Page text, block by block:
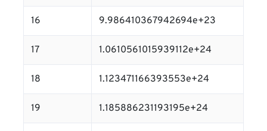
16 9.986410367942694e+23
17 1.0610561015939112e+24
18 1.123471166393553e+24
19 1.185886231193195e+24